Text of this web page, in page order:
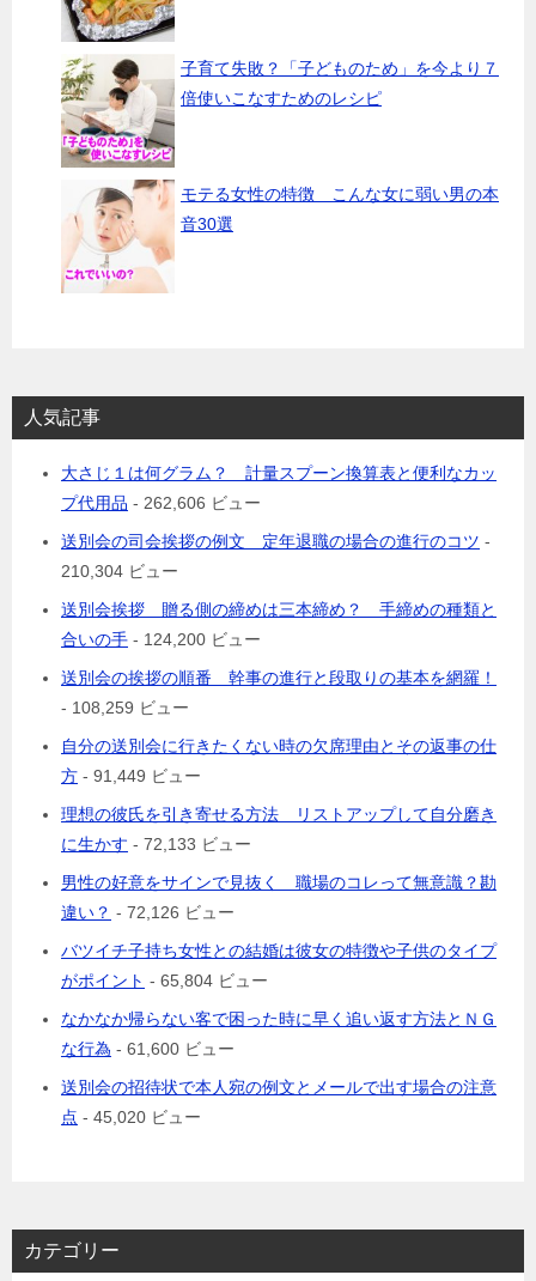
子育て失敗？「子どものため」を今より７
倍使いこなすためのレシピ
モテる女性の特徴 こんな女に弱い男の本
音30選
人気記事
大さじ１は何グラム？ 計量スプーン換算表と便利なカッ
プ代用品 - 262,606 ビュー
送別会の司会挨拶の例文 定年退職の場合の進行のコツ -
210,304 ビュー
送別会挨拶 贈る側の締めは三本締め？ 手締めの種類と
合いの手 - 124,200 ビュー
送別会の挨拶の順番 幹事の進行と段取りの基本を網羅！
- 108,259 ビュー
自分の送別会に行きたくない時の欠席理由とその返事の仕
方 - 91,449 ビュー
理想の彼氏を引き寄せる方法 リストアップして自分磨き
に生かす - 72,133 ビュー
男性の好意をサインで見抜く 職場のコレって無意識？勘
違い？ - 72,126 ビュー
バツイチ子持ち女性との結婚は彼女の特徴や子供のタイプ
がポイント - 65,804 ビュー
なかなか帰らない客で困った時に早く追い返す方法とＮＧ
な行為 - 61,600 ビュー
送別会の招待状で本人宛の例文とメールで出す場合の注意
点 - 45,020 ビュー
カテゴリー